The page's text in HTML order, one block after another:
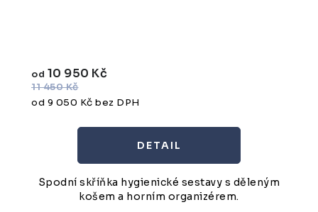
od 9 050 Kč bez DPH
od 10 950 Kč
11 450 Kč
Spodní skříňka hygienické sestavy s děleným
košem a horním organizérem.